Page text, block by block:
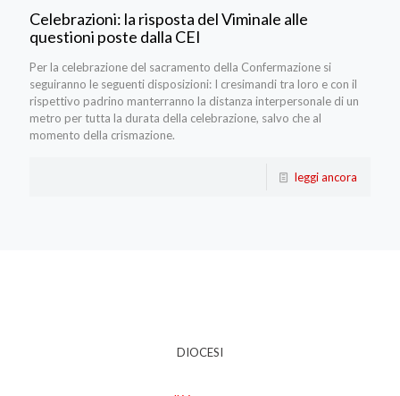
Celebrazioni: la risposta del Viminale alle
questioni poste dalla CEI
Per la celebrazione del sacramento della Confermazione si
seguiranno le seguenti disposizioni: I cresimandi tra loro e con il
rispettivo padrino manterranno la distanza interpersonale di un
metro per tutta la durata della celebrazione, salvo che al
momento della crismazione.
leggi ancora
DIOCESI